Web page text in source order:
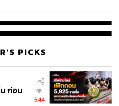
PICKS
ก่อน
544